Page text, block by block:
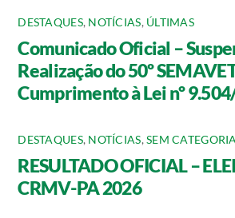
DESTAQUES, NOTÍCIAS, ÚLTIMAS
Comunicado Oficial –
Realização do 50º
Cumprimento à Lei nº
DESTAQUES, NOTÍCIAS,SEM
RESULTADO OFICIAL –
CRMV-PA 2026